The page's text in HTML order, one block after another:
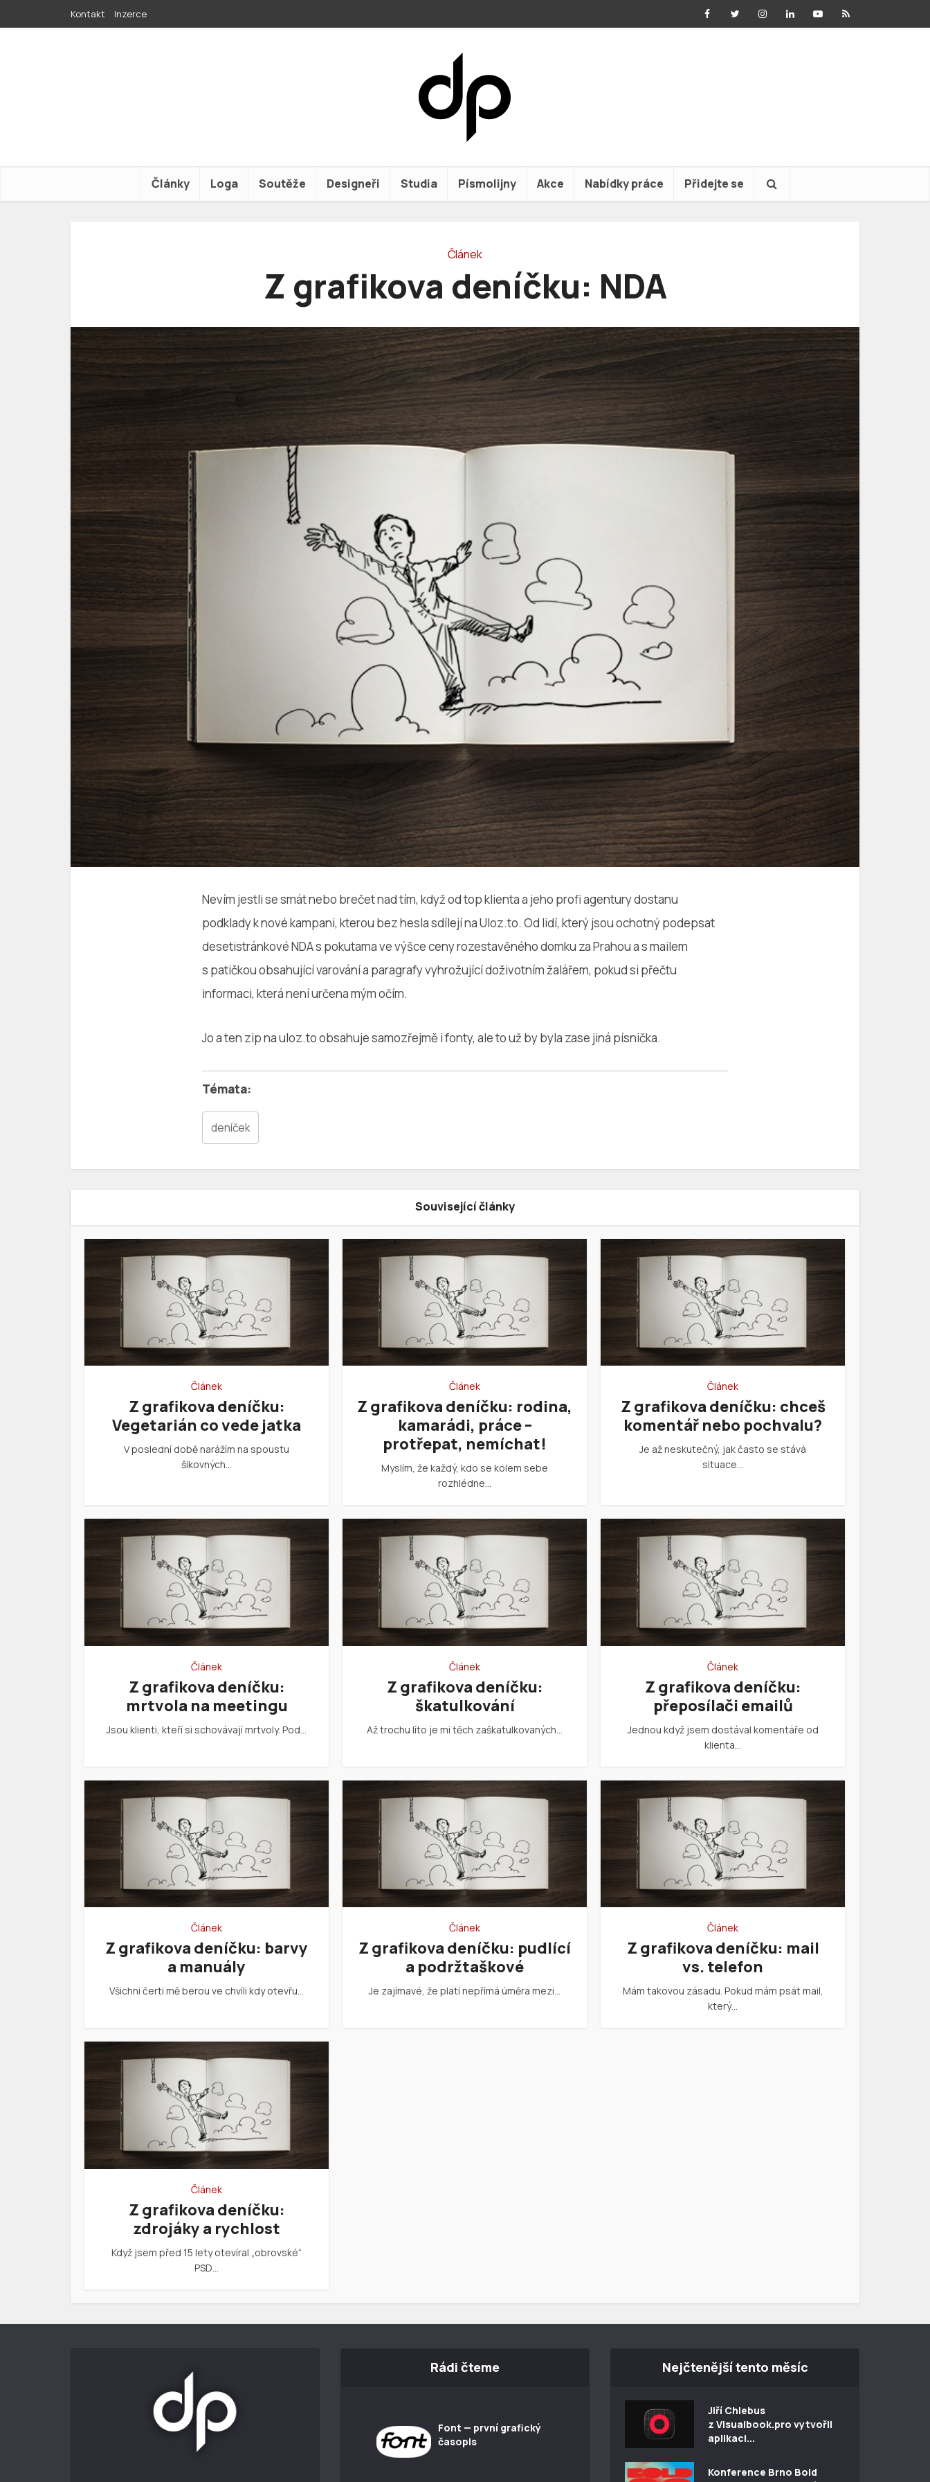
Kontakt Inzerce
Články Loga Soutěže Designeři Studia Písmolijny Akce Nabídky práce Přidejte se
Článek
Z grafikova deníčku: NDA
Nevím jestli se smát nebo brečet nad tím, když od top klienta a jeho profi agentury dostanu
podklady k nové kampani, kterou bez hesla sdílejí na Uloz.to. Od lidí, který jsou ochotný podepsat
desetistránkové NDA s pokutama ve výšce ceny rozestavěného domku za Prahou a s mailem
s patičkou obsahující varování a paragrafy vyhrožující doživotním žalářem, pokud si přečtu
informaci, která není určena mým očím.
Jo a ten zip na uloz.to obsahuje samozřejmě i fonty, ale to už by byla zase jiná písnička.
deníček
Související články
Článek
Z grafikova deníčku:
Vegetarián co vede jatka
V poslední době narážím na spoustu
šikovných…
Článek
Z grafikova deníčku: rodina,
kamarádi, práce –
protřepat, nemíchat!
Myslím, že každý, kdo se kolem sebe
rozhlédne…
Článek
Z grafikova deníčku: chceš
komentář nebo pochvalu?
Je až neskutečný, jak často se stává
situace…
Článek
Z grafikova deníčku:
mrtvola na meetingu
Jsou klienti, kteří si schovávají mrtvoly. Pod…
Článek
Z grafikova deníčku:
škatulkování
Až trochu líto je mi těch zaškatulkovaných…
Článek
Z grafikova deníčku:
přeposílači emailů
Jednou když jsem dostával komentáře od
klienta…
Článek
Z grafikova deníčku: barvy
a manuály
Všichni čerti mě berou ve chvíli kdy otevřu…
Článek
Z grafikova deníčku: pudlící
a podržtaškové
Je zajímavé, že platí nepřímá úměra mezi…
Článek
Z grafikova deníčku: mail
vs. telefon
Mám takovou zásadu. Pokud mám psát mail,
který…
Článek
Z grafikova deníčku:
zdrojáky a rychlost
Když jsem před 15 lety otevíral „obrovské“
PSD…
Rádi čteme
Font — první grafický
časopis
Nejčtenější tento měsíc
Jiří Chlebus
z Visualbook.pro vytvořil
aplikaci...
Konference Brno Bold